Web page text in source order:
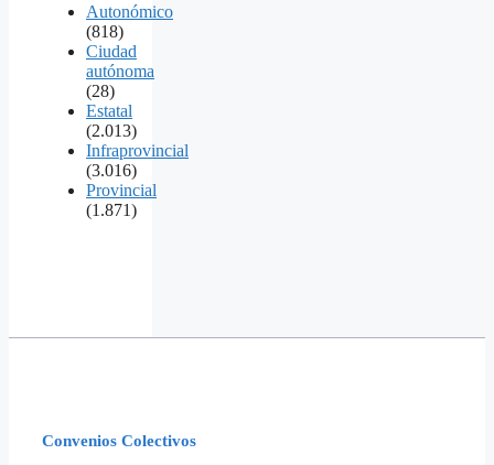
Autonómico
(818)
Ciudad
autónoma
(28)
Estatal
(2.013)
Infraprovincial
(3.016)
Provincial
(1.871)
Convenios Colectivos